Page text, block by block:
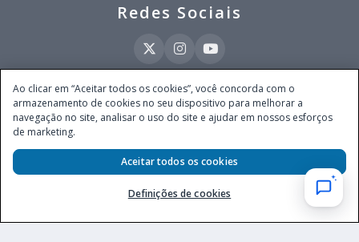
Redes Sociais
Este site é operado pela Ventmear Brasil LTDA (CNPJ 52.868.380/0001-84), com
endereço na Avenida Brigadeiro Faria Lima, nº 4.055, 3º andar, Itaim Bibi, no
Município de São Paulo, Estado de São Paulo, CEP 04538-133, Brasil - empresa
Secretaria de Prêmios e Apostas do Ministério da Fazenda, conforme Portaria nº
247, de 07.02.2025, publicada no DOU em 11.2.2025.
Ao clicar em “Aceitar todos os cookies”, você concorda com o
armazenamento de cookies no seu dispositivo para melhorar a
navegação no site, analisar o uso do site e ajudar em nossos esforços
de marketing.
Definições de cookies
Aceitar todos os cookies